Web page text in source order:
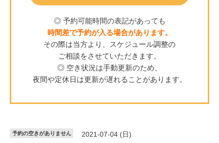
◎ 予約可能時間の表記があっても
時間差で予約が入る場合があります。
その際は当方より、スケジュール調整の
ご相談をさせていただきます。
◎ 空き状況は手動更新のため、
夜間や定休日は更新が遅れることがあります。
予約の空きがありません 2021-07-04 (日)